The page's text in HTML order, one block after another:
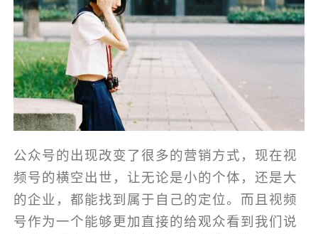
公众号的出现改变了很多的营销方式，现在视
频号的横空出世，让无论是小的个体，还是大
的企业，都能找到属于自己的定位。而且视频
号作为一个能够更加直接的给观众看到我们说